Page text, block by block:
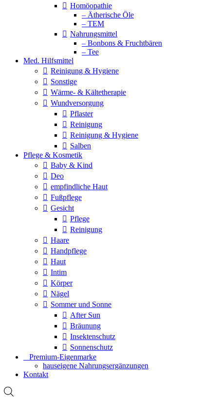
Homöopathie
– Ätherische Öle
– TEM
Nahrungsmittel
– Bonbons & Fruchtbären
– Tee
Med. Hilfsmittel
Reinigung & Hygiene
Sonstige
Wärme- & Kältetherapie
Wundversorgung
Pflaster
Reinigung
Reinigung & Hygiene
Salben
Pflege & Kosmetik
Baby & Kind
Deo
empfindliche Haut
Fußpflege
Gesicht
Pflege
Reinigung
Haare
Handpflege
Haut
Intim
Körper
Nägel
Sommer und Sonne
After Sun
Bräunung
Insektenschutz
Sonnenschutz
⠀​Premium-Eigenmarke
hauseigene Nahrungsergänzungen
Kontakt